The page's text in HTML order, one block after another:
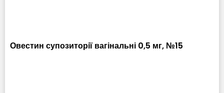
Овестин супозиторії вагінальні 0,5 мг, №15